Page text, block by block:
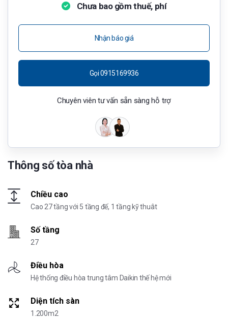
Thông số tòa nhà
Chiều cao
Cao 27 tầng với 5 tầng đế, 1 tầng kỹ thuât
Số tầng
27
Điều hòa
Hệ thống điều hòa trung tâm Daikin thế hệ mới
Diện tích sàn
1.200m2
Chưa bao gồm thuế, phí
Nhận báo giá
Gọi 0915169936
Chuyên viên tư vấn sẵn sàng hỗ trợ